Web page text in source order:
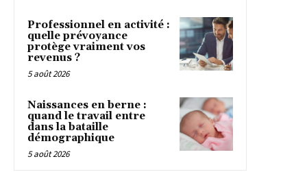
Professionnel en activité :
quelle prévoyance
protège vraiment vos
revenus ?
5 août 2026
Naissances en berne :
quand le travail entre
dans la bataille
démographique
5 août 2026